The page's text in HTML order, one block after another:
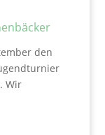
den
Wir